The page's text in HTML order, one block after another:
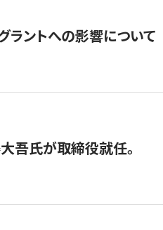
ラントへの影響について
吾氏が取締役就任。